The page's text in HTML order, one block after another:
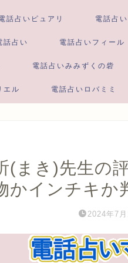
話占いピュアリ 電話占
話占い 電話占いフィール
電話占いみみずくの砦
エル 電話占いロバミミ
(まき)先生の
かインチキ
2024年7月